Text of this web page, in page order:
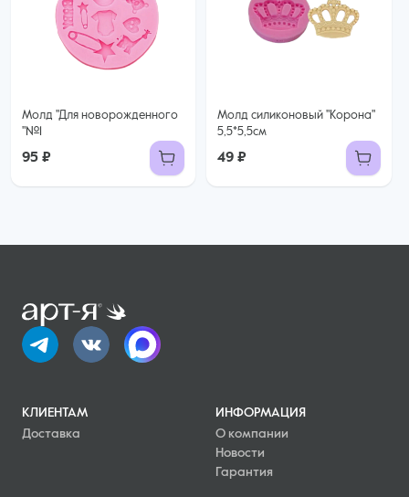
Молд "Для новорожденного
"№1
95 ₽
Молд силиконовый "Корона"
5,5*5,5см
49 ₽
КЛИЕНТАМ
Доставка
ИНФОРМАЦИЯ
О компании
Новости
Гарантия